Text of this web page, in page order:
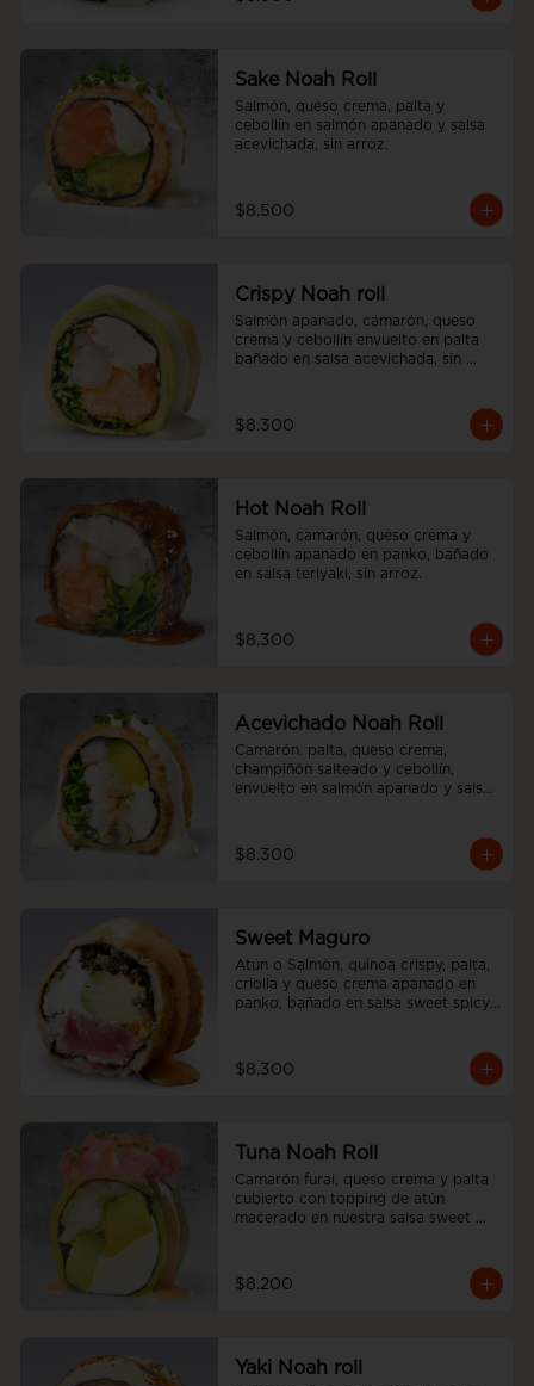
Sake Noah Roll
Salmón, queso crema, palta y
cebollín en salmón apanado y salsa
acevichada, sin arroz.
$8.500
Crispy Noah roll
Salmón apanado, camarón, queso
crema y cebollín envuelto en palta
bañado en salsa acevichada, sin
$8.300
Hot Noah Roll
Salmón, camarón, queso crema y
cebollín apanado en panko, bañado
en salsa teriyaki, sin arroz.
$8.300
Acevichado Noah Roll
Camarón, palta, queso crema,
champiñón salteado y cebollín,
envuelto en salmón apanado y salsa
$8.300
Sweet Maguro
Atún o Salmòn, quinoa crispy, palta,
criolla y queso crema apanado en
panko, bañado en salsa sweet spicy,
$8.300
Tuna Noah Roll
Camarón furai, queso crema y palta
cubierto con topping de atún
macerado en nuestra salsa sweet
$8.200
Yaki Noah roll